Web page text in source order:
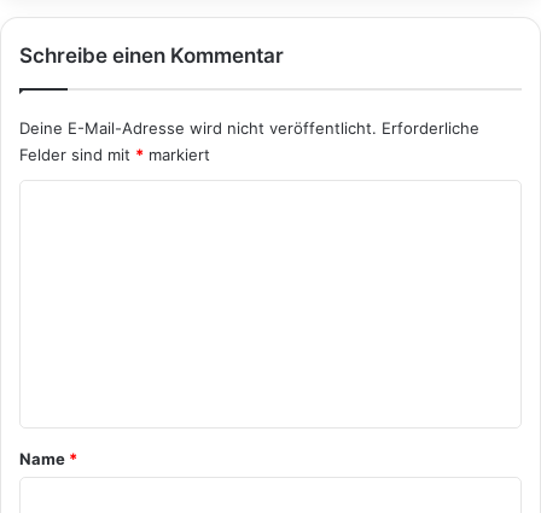
Schreibe einen Kommentar
Deine E-Mail-Adresse wird nicht veröffentlicht. Erforderliche
Felder sind mit * markiert
a
Name *